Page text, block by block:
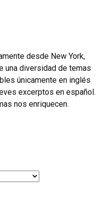
desde New York,
una diversidad de temas
únicamente en inglés
excerptos en español.
nos enriquecen.